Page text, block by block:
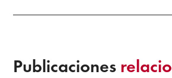
Publicaciones